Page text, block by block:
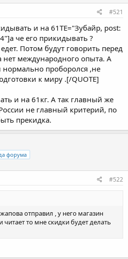
#521
и на 61TE="Зубайр, post:
че его прикидывать ?
Потом будут говорить перед
нет международного опыта. А
нормально проборолся ,не
к миру .[/QUOTE]
и на 61кг. А так главный же
не главный критерий, по
прекидка.
форума
#522
отправил , у него магазин
то мне скидки будет делать